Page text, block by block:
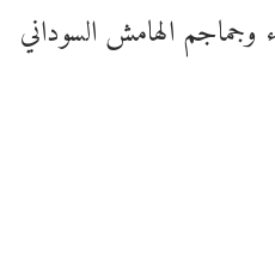
وجماجم الهامش السوداني